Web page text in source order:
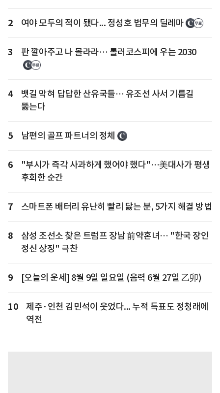
2 여야 모두의 적이 됐다... 정성호 법무의 딜레마
3 판 깔아주고 나 몰라라… 롤러코스피에 우는 2030
4
뱃길 막혀 답답한 산유국들… 유조선 사서 기름길
뚫는다
5 남편의 골프 파트너의 정체
6
"부시가 즉각 사과하게 했어야 했다"…美대사가 평생
후회한 순간
7 스마트폰 배터리 유난히 빨리 닳는 분, 5가지 해결 방법
8
삼성 조선소 찾은 트럼프 장남 前약혼녀… "한국 장인
정신 상징" 극찬
9 [오늘의 운세] 8월 9일 일요일 (음력 6월 27일 乙卯)
10
제주·인천 김민석이 웃었다... 누적 득표도 정청래에
역전